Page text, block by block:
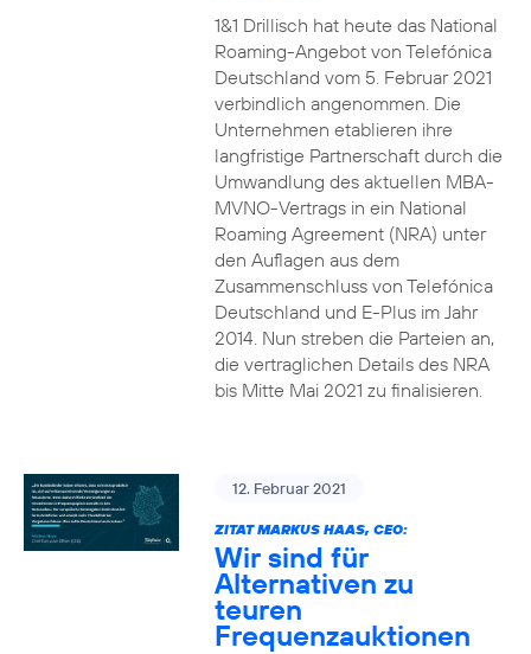
1&1 Drillisch hat heute das National
Roaming-Angebot von Telefónica
Deutschland vom 5. Februar 2021
verbindlich angenommen. Die
Unternehmen etablieren ihre
langfristige Partnerschaft durch die
Umwandlung des aktuellen MBA-
MVNO-Vertrags in ein National
Roaming Agreement (NRA) unter
den Auflagen aus dem
Zusammenschluss von Telefónica
Deutschland und E-Plus im Jahr
2014. Nun streben die Parteien an,
die vertraglichen Details des NRA
bis Mitte Mai 2021 zu finalisieren.
12. Februar 2021
ZITAT MARKUS HAAS, CEO:
Wir sind für
Alternativen zu
teuren
Frequenzauktionen